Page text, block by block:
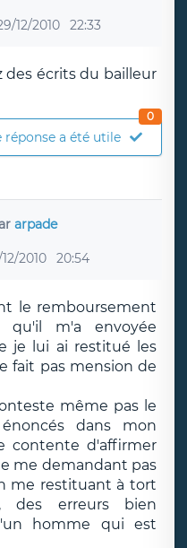
12/2010 22:33
des écrits du bailleur
réponse a été utile
0
arpade
2010 20:54
le remboursement
m'a envoyée
je lui ai restitué les
fait pas mension de
même pas le
dans mon
contente d'affirmer
me demandant pas
me restituant à tort
des erreurs bien
homme qui est